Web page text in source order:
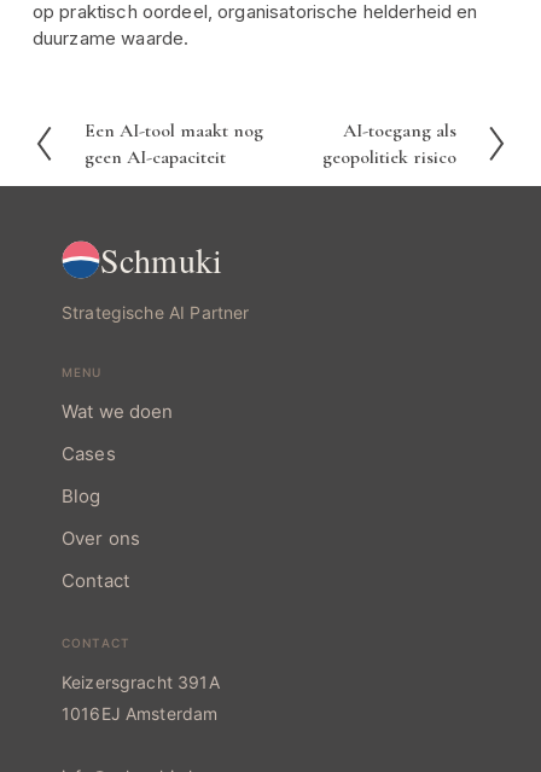
op praktisch oordeel, organisatorische helderheid en
duurzame waarde.
V
o
r
g
e
Een AI-tool maakt nog
geen AI-capaciteit
l
AI-toegang als
geopolitiek risico
Schmuki
Strategische AI Partner
MENU
Wat we doen
Cases
Blog
Over ons
Contact
CONTACT
Keizersgracht 391A
1016EJ Amsterdam